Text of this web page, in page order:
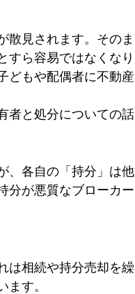
散見されます。そのま
すら容易ではなくなり
どもや配偶者に不動産
者と処分についての話
、各自の「持分」は他
分が悪質なブローカー
は相続や持分売却を繰
す。